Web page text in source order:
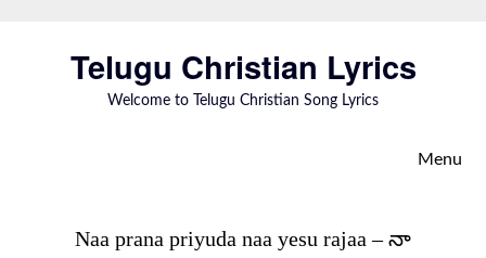
Telugu Christian Lyrics
Welcome to Telugu Christian Song Lyrics
Menu
Naa prana priyuda naa yesu rajaa – నా